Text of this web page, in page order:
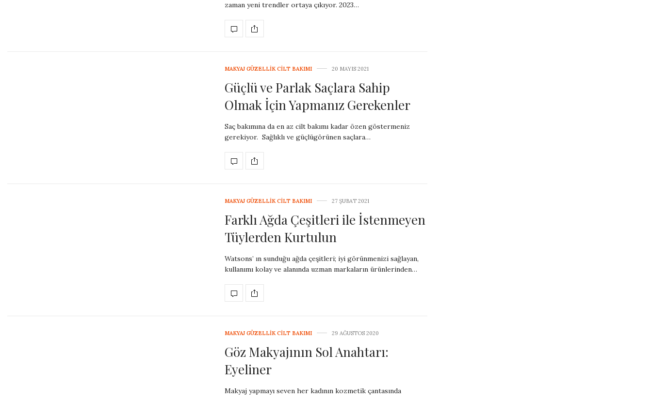
zaman yeni trendler ortaya çıkıyor. 2023…
MAKYAJ GÜZELLIK CILT BAKIMI 20 MAYIS 2021
Güçlü ve Parlak Saçlara Sahip
Olmak İçin Yapmanız Gerekenler
Saç bakımına da en az cilt bakımı kadar özen göstermeniz
gerekiyor. Sağlıklı ve güçlügörünen saçlara…
MAKYAJ GÜZELLIK CILT BAKIMI 27 ŞUBAT 2021
Farklı Ağda Çeşitleri ile İstenmeyen
Tüylerden Kurtulun
Watsons’ ın sunduğu ağda çeşitleri; iyi görünmenizi sağlayan,
kullanımı kolay ve alanında uzman markaların ürünlerinden…
MAKYAJ GÜZELLIK CILT BAKIMI 29 AĞUSTOS 2020
Göz Makyajının Sol Anahtarı:
Eyeliner
Makyaj yapmayı seven her kadının kozmetik çantasında